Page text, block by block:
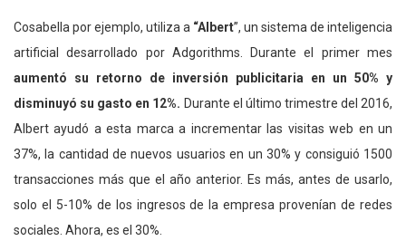
Cosabella por ejemplo, utiliza a “Albert”, un sistema de inteligencia
artificial desarrollado por Adgorithms. Durante el primer mes
aumentó su retorno de inversión publicitaria en un 50% y
disminuyó su gasto en 12%. Durante el último trimestre del 2016,
Albert ayudó a esta marca a incrementar las visitas web en un
37%, la cantidad de nuevos usuarios en un 30% y consiguió 1500
transacciones más que el año anterior. Es más, antes de usarlo,
solo el 5-10% de los ingresos de la empresa provenían de redes
sociales. Ahora, es el 30%.